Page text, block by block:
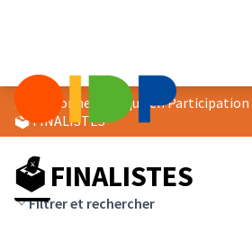
Prix « Bonne Pratique en Participation
🗳️ FINALISTES
🗳️ FINALISTES
Filtrer et rechercher